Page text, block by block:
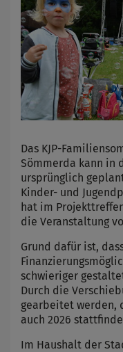
Das KJP-
Sömmerda kann in
ursprünglich
Kinder- und
hat im
die Veranstaltung
Grund dafür ist,
schwieriger
Durch die
gearbeitet werden,
auch 2026
Im Haushalt der